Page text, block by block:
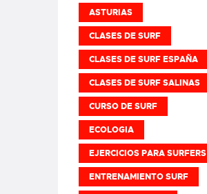
ASTURIAS
CLASES DE SURF
CLASES DE SURF ESPAÑA
CLASES DE SURF SALINAS
CURSO DE SURF
ECOLOGIA
EJERCICIOS PARA SURFERS
ENTRENAMIENTO SURF